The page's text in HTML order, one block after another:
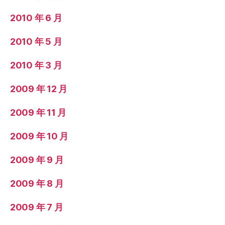
2010 年 6 月
2010 年 5 月
2010 年 3 月
2009 年 12 月
2009 年 11 月
2009 年 10 月
2009 年 9 月
2009 年 8 月
2009 年 7 月